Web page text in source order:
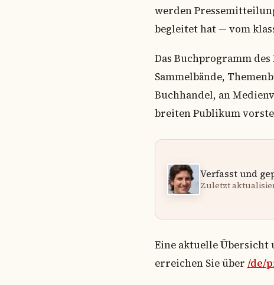
werden
begleitet hat — vom
Das Buchprogramm
Sammelbände,
Buchhandel, an
breiten Publikum
Verfasst und
Zuletzt
Eine aktuelle Übersicht
erreichen Sie über /de/